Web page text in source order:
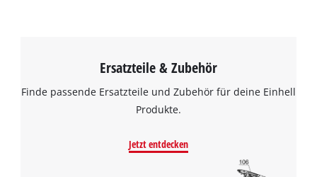
Ersatzteile & Zubehör
Finde passende Ersatzteile und Zubehör für deine Einhell
Produkte.
Jetzt entdecken